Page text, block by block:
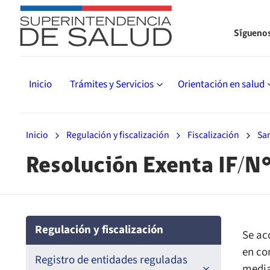
Inicio Trámites y Servicios Orientación en salud
Inicio Regulación y fiscalización Fiscalización
Resolución Exenta IF/
Regulación y fiscalización
Registro de entidades reguladas
Se
en